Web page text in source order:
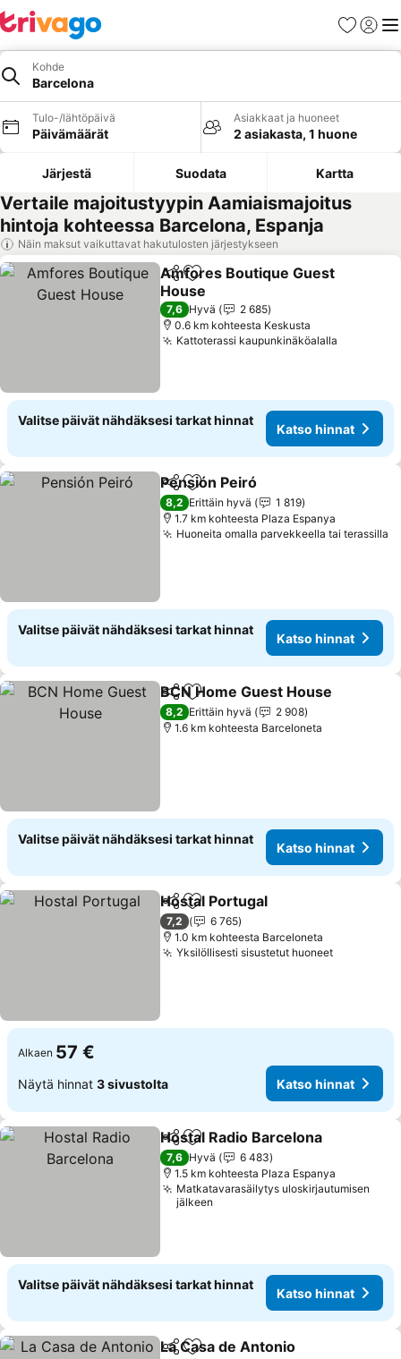
Suosikit
Kohde
Barcelona
Tulo-/lähtöpäivä
Päivämäärät
Asiakkaat ja huoneet
2 asiakasta, 1 huone
Järjestä Suodata Kartta
Vertaile majoitustyypin Aamiaismajoitus
hintoja kohteessa Barcelona, Espanja
Näin maksut vaikuttavat hakutulosten järjestykseen
Jaa Lisää suosikkeihin
Amfores Boutique Guest
House
Katso hinnat
7,6 Hyvä
2 685
0.6 km kohteesta Keskusta
Kattoterassi kaupunkinäköalalla
Valitse päivät nähdäksesi tarkat hinnat
Katso hinnat
Jaa Lisää suosikkeihin
Pensión Peiró
8,2 Erittäin hyvä
1 819
1.7 km kohteesta Plaza Espanya
Huoneita omalla parvekkeella tai terassilla
Valitse päivät nähdäksesi tarkat hinnat
Katso hinnat
Jaa Lisää suosikkeihin
BCN Home Guest House
8,2 Erittäin hyvä
2 908
1.6 km kohteesta Barceloneta
Valitse päivät nähdäksesi tarkat hinnat
Katso hinnat
Jaa Lisää suosikkeihin
Hostal Portugal
7,2
6 765
1.0 km kohteesta Barceloneta
Yksilöllisesti sisustetut huoneetKatso
Alkaen 57 €
Näytä hinnat 3 sivustolta Katso hinnat
Jaa Lisää suosikkeihin
Hostal Radio Barcelona
7,6 Hyvä
6 483
1.5 km kohteesta Plaza Espanya
Matkatavarasäilytys uloskirjautumisen
jälkeen
Valitse päivät nähdäksesi tarkat hinnat
Katso hinnat
Jaa
La Casa de Antonio